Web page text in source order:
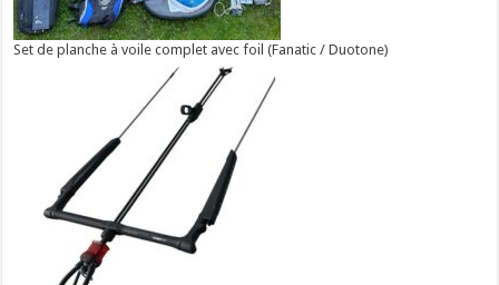
Set de planche à voile complet avec foil (Fanatic / Duotone)